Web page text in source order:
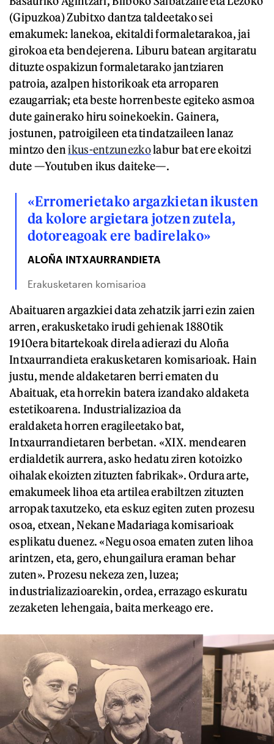
(Gipuzkoa) Zubitxo dantza taldeetako sei
emakumek: lanekoa, ekitaldi formaletarakoa, jai
girokoa eta bendejerena. Liburu batean argitaratu
dituzte ospakizun formaletarako jantziaren
patroia, azalpen historikoak eta arroparen
ezaugarriak; eta beste horrenbeste egiteko asmoa
dute gainerako hiru soinekoekin. Gainera,
jostunen, patroigileen eta tindatzaileen lanaz
mintzo denikus-entzunezkolabur bat ere ekoitzi
dute —Youtuben ikus daiteke—.
«Erromerietako argazkietan ikusten
da kolore argietara jotzen zutela,
dotoreagoak ere badirelako»
ALOÑA INTXAURRANDIETA
Erakusketaren komisarioa
Abaituaren argazkiei data zehatzik jarri ezin zaien
arren, erakusketako irudi gehienak 1880tik
1910era bitartekoak direla adierazi du Aloña
Intxaurrandieta erakusketaren komisarioak. Hain
justu, mende aldaketaren berri ematen du
Abaituak, eta horrekin batera izandako aldaketa
estetikoarena. Industrializazioa da
eraldaketa horren eragileetako bat,
Intxaurrandietaren berbetan. «XIX. mendearen
erdialdetik aurrera, asko hedatu ziren kotoizko
oihalak ekoizten zituzten fabrikak». Ordura arte,
emakumeek lihoa eta artilea erabiltzen zituzten
arropak taxutzeko, eta eskuz egiten zuten prozesu
osoa, etxean, Nekane Madariaga komisarioak
esplikatu duenez. «Negu osoa ematen zuten lihoa
arintzen, eta, gero, ehungailura eraman behar
zuten». Prozesu nekeza zen, luzea;
industrializazioarekin, ordea, errazago eskuratu
zezaketen lehengaia, baita merkeago ere.